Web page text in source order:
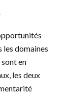
les domaines
en
les deux